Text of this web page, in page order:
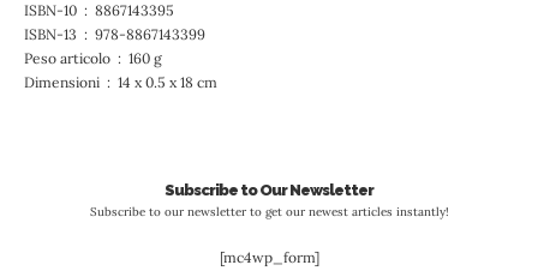
ISBN-10 ‏ : ‎ 8867143395
ISBN-13 ‏ : ‎ 978-8867143399
Peso articolo ‏ : ‎ 160 g
Dimensioni ‏ : ‎ 14 x 0.5 x 18 cm
Subscribe to Our Newsletter
Subscribe to our newsletter to get our newest articles instantly!
[mc4wp_form]